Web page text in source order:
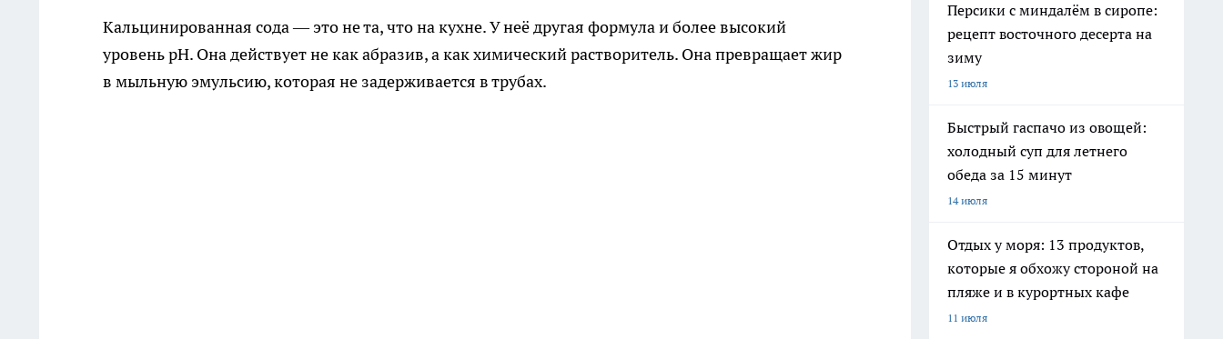
Кальцинированная сода — это не та, что на кухне. У неё другая формула и более высокий
уровень pH. Она действует не как абразив, а как химический растворитель. Она превращает жир
в мыльную эмульсию, которая не задерживается в трубах.
Персики с миндалём в сиропе:
рецепт восточного десерта на
зиму
13 июля
Быстрый гаспачо из овощей:
холодный суп для летнего
обеда за 15 минут
14 июля
Отдых у моря: 13 продуктов,
которые я обхожу стороной на
пляже и в курортных кафе
11 июля